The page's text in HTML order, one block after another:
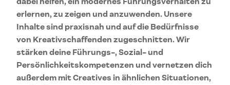
erlernen, zu zeigen und anzuwenden. Unsere
Inhalte sind praxisnah und auf die Bedürfnisse
von Kreativschaffenden zugeschnitten. Wir
stärken deine Führungs-, Sozial- und
Persönlichkeitskompetenzen und vernetzen dich
außerdem mit Creatives in ähnlichen Situationen,